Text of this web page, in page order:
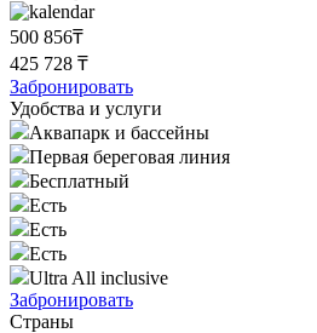
500 856₸
425 728 ₸
Забронировать
Удобства и услуги
Аквапарк и бассейны
Первая береговая линия
Бесплатный
Есть
Есть
Есть
Ultra All inclusive
Забронировать
Страны